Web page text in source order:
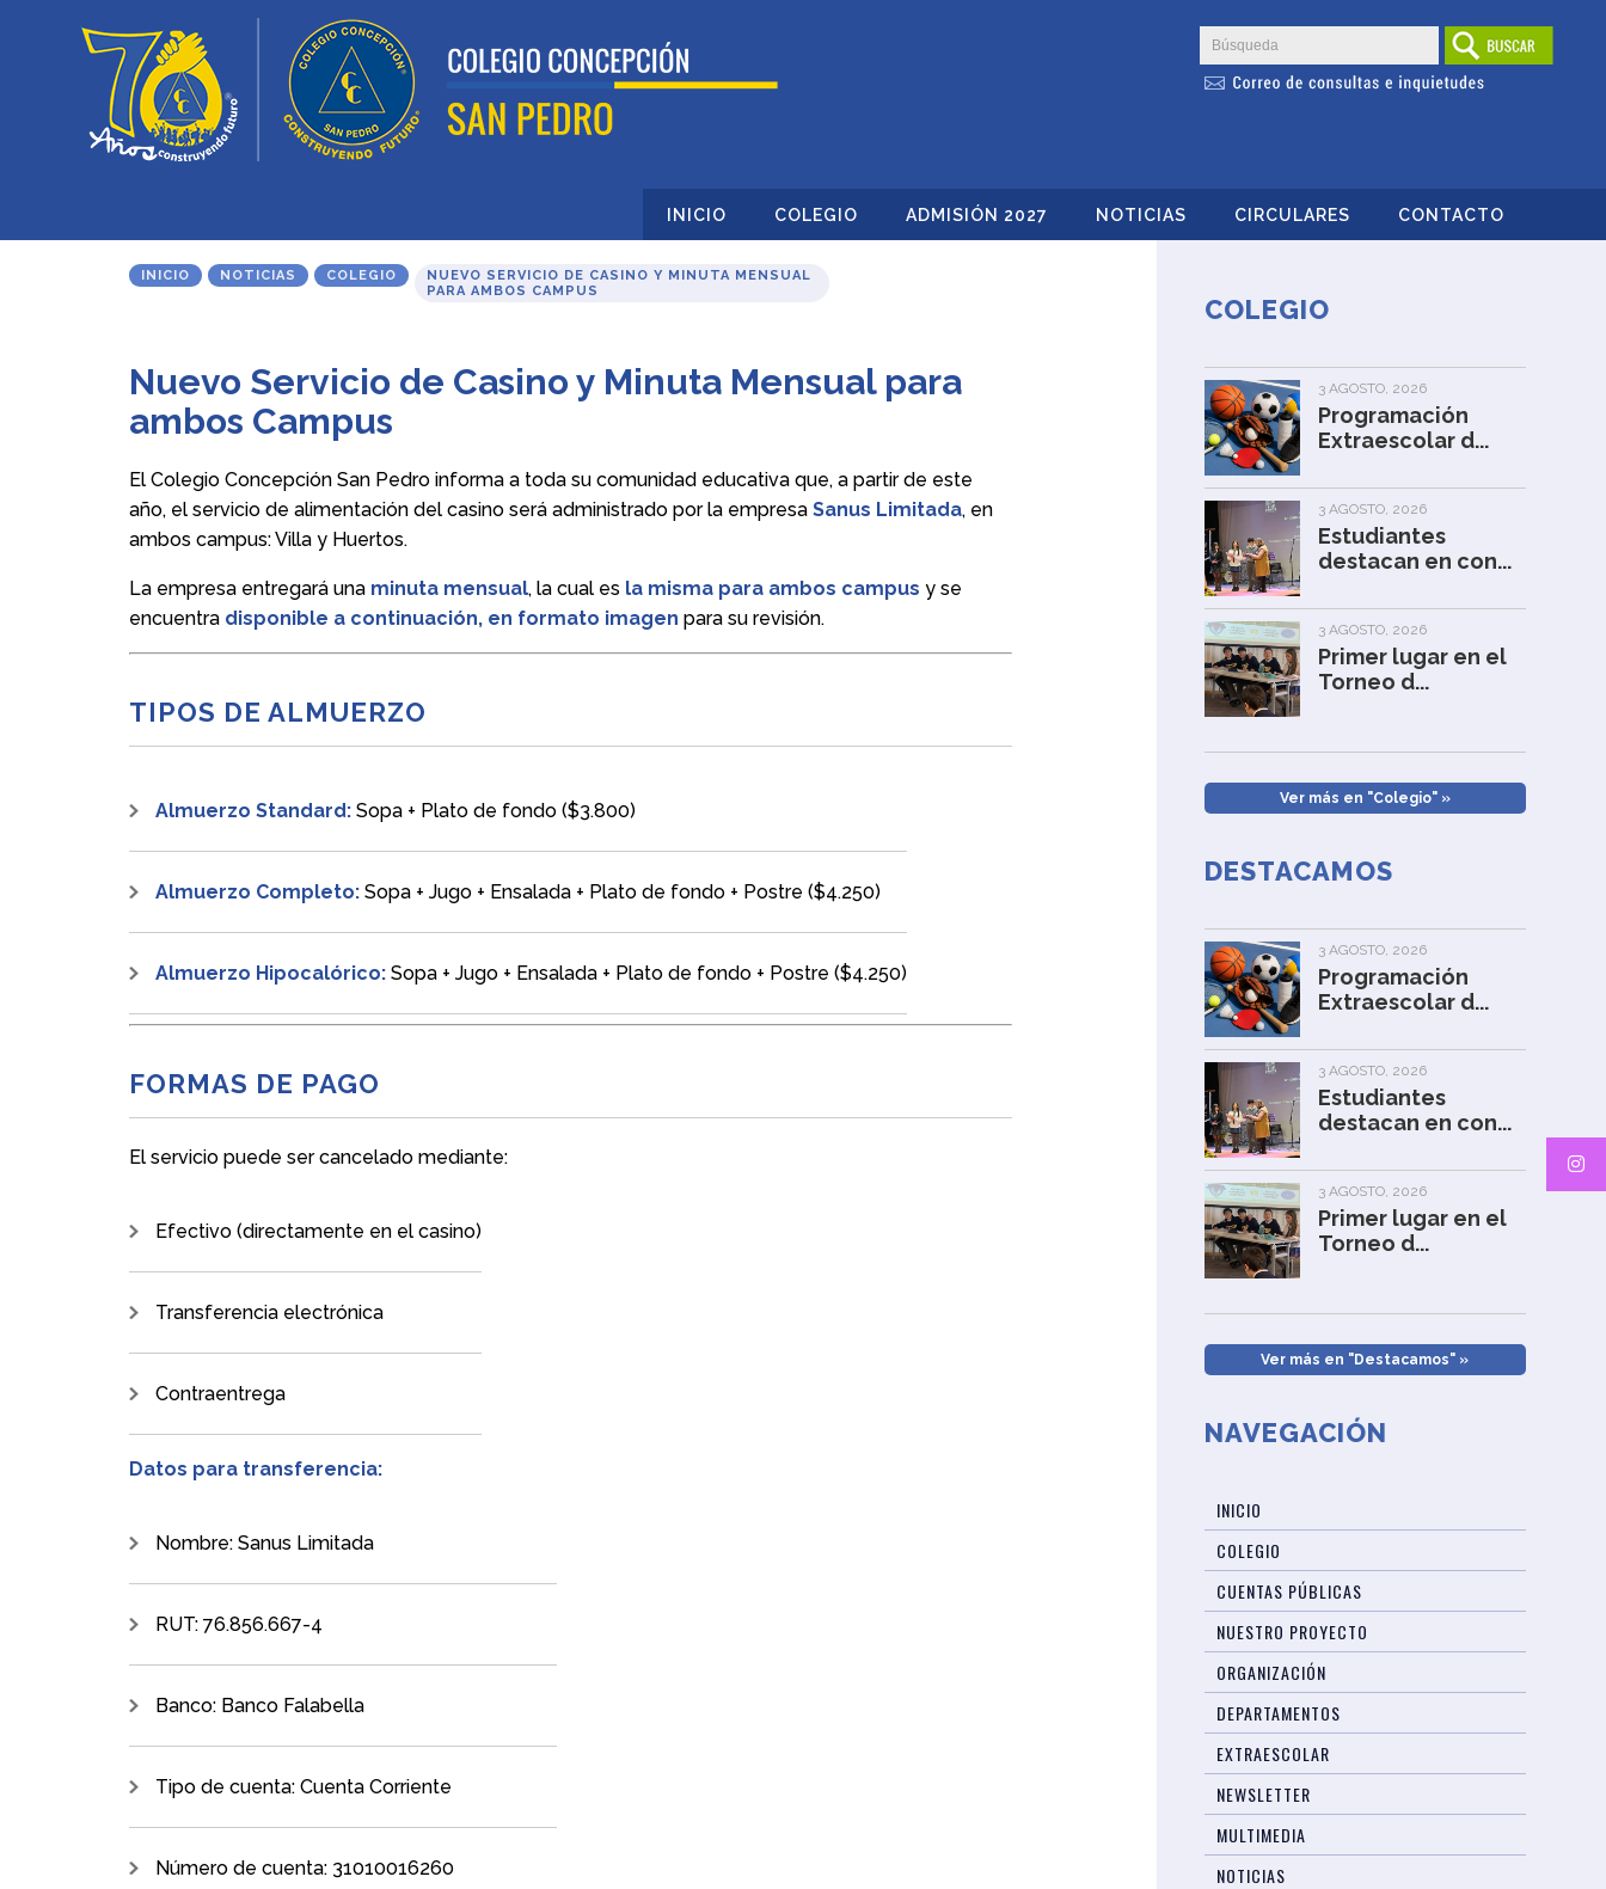
INICIO COLEGIO ADMISIÓN 2027 NOTICIAS CIRCULARES CONTACTO
INICIO NOTICIAS COLEGIO
NUEVO SERVICIO DE CASINO Y MINUTA MENSUAL
PARA AMBOS CAMPUS
Nuevo Servicio de Casino y Minuta Mensual para
ambos Campus
El Colegio Concepción San Pedro informa a toda su comunidad educativa que, a partir de este
año, el servicio de alimentación del casino será administrado por la empresa Sanus Limitada, en
ambos campus: Villa y Huertos.
La empresa entregará una minuta mensual, la cual es la misma para ambos campus y se
encuentra disponible a continuación, en formato imagen para su revisión.
TIPOS DE ALMUERZO
Almuerzo Standard:Sopa + Plato de fondo ($3.800)
Almuerzo Completo:Sopa + Jugo + Ensalada + Plato de fondo + Postre ($4.250)
Almuerzo Hipocalórico:Sopa + Jugo + Ensalada + Plato de fondo + Postre ($4.250)
FORMAS DE PAGO
El servicio puede ser cancelado mediante:
Efectivo (directamente en el casino)
Transferencia electrónica
Contraentrega
Datos para transferencia:
Nombre: Sanus Limitada
RUT: 76.856.667-4
Banco: Banco Falabella
Tipo de cuenta: Cuenta Corriente
Número de cuenta: 31010016260
COLEGIO
3 AGOSTO, 2026
Programación
Extraescolar d...
3 AGOSTO, 2026
Estudiantes
destacan en con...
3 AGOSTO, 2026
Primer lugar en el
Torneo d...
Ver más en "Colegio" »
DESTACAMOS
3 AGOSTO, 2026
Programación
Extraescolar d...
3 AGOSTO, 2026
Estudiantes
destacan en con...
3 AGOSTO, 2026
Primer lugar en el
Torneo d...
Ver más en "Destacamos" »
NAVEGACIÓN
INICIO
COLEGIO
CUENTAS PÚBLICAS
NUESTRO PROYECTO
ORGANIZACIÓN
DEPARTAMENTOS
EXTRAESCOLAR
NEWSLETTER
MULTIMEDIA
NOTICIAS